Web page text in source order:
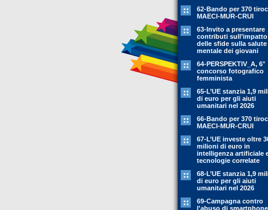
62-Bando per 370
MAECI-MUR-CRUI
63-Invito a presentare
contributi sull’impatto
delle sfide sulla salute
mentale dei giovani
64-PERSPEKTIV_A, 6°
concorso fotografico
femminista
65-L’UE stanzia 1,9
di euro per gli aiuti
umanitari nel 2026
66-Bando per 370
MAECI-MUR-CRUI
67-L’UE investe oltre
milioni di euro in
intelligenza artificiale
tecnologie correlate
68-L’UE stanzia 1,9
di euro per gli aiuti
umanitari nel 2026
69-Campagna contro
l'abuso di